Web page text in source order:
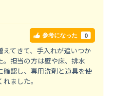
参考になった 0
てきて、手入れが追いつか
担当の方は壁や床、排水
認し、専用洗剤と道具を使
ました。